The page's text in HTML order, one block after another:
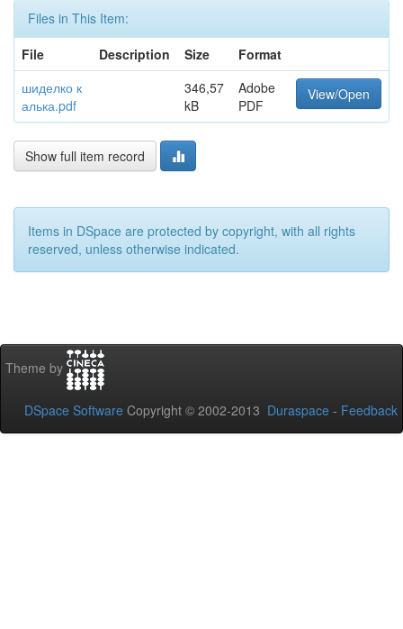
Files in This Item:
File
Description Size
Format
шиделко к
алька.pdf
346,57
kB
Adobe
PDF
View/Open
Show full item record
Items in DSpace are protected by copyright, with all rights
reserved, unless otherwise indicated.
Theme by
DSpace Software Copyright © 2002-2013 Duraspace - Feedback